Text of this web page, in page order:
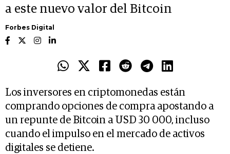
a este nuevo valor del Bitcoin
Forbes Digital
Los inversores en criptomonedas están
comprando opciones de compra apostando a
un repunte de Bitcoin a USD 30 000, incluso
cuando el impulso en el mercado de activos
digitales se detiene.